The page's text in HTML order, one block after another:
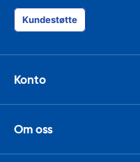
Kundestøtte
Konto
Om oss